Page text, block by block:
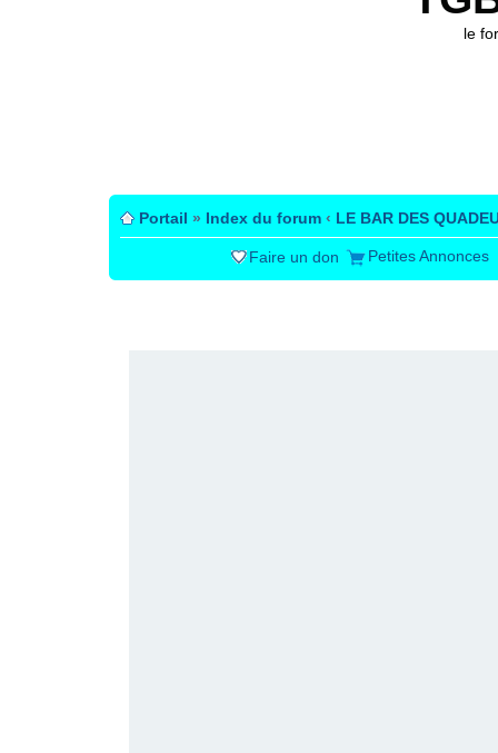
le
Portail » Index du forum ‹ LE BAR DES
Faire un don Petites Annonces